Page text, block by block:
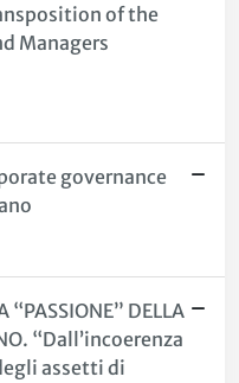
of the
Managers
governance
DELLA
“Dall’incoerenza
assetti di